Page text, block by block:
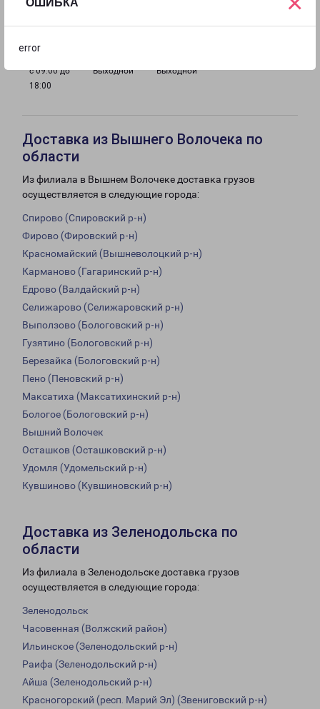
ОШИБКА
error
с 09:00 до
18:00
18:00
18:00
18:00
с 09:00 до
18:00
Выходной Выходной
Доставка из Вышнего Волочека по
области
Из филиала в Вышнем Волочеке доставка грузов
осуществляется в следующие города:
Спирово (Спировский р-н)
Фирово (Фировский р-н)
Красномайский (Вышневолоцкий р-н)
Карманово (Гагаринский р-н)
Едрово (Валдайский р-н)
Селижарово (Селижаровский р-н)
Выползово (Бологовский р-н)
Гузятино (Бологовский р-н)
Березайка (Бологовский р-н)
Пено (Пеновский р-н)
Максатиха (Максатихинский р-н)
Бологое (Бологовский р-н)
Вышний Волочек
Осташков (Осташковский р-н)
Удомля (Удомельский р-н)
Кувшиново (Кувшиновский р-н)
Доставка из Зеленодольска по
области
Из филиала в Зеленодольске доставка грузов
осуществляется в следующие города:
Зеленодольск
Часовенная (Волжский район)
Ильинское (Зеленодольский р-н)
Раифа (Зеленодольский р-н)
Айша (Зеленодольский р-н)
Красногорский (респ. Марий Эл) (Звениговский р-н)